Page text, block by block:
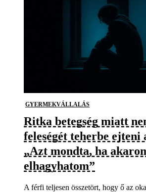
GYERMEKVÁLLALÁS
Ritka betegség miatt
feleségét teherbe ejteni
„Azt mondta, ha
elhagyhatom”
A férfi teljesen összetört, hogy ő az